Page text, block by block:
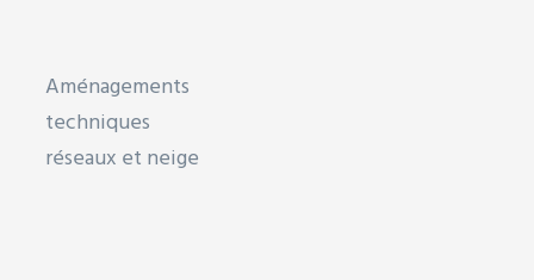
Aménagements
techniques
réseaux et neige